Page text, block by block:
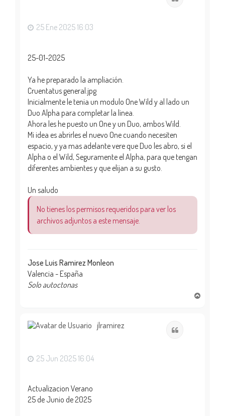
25 Ene 2025 16:03
25-01-2025
Ya he preparado la ampliación.
Cruentatus general.jpg
Inicialmente le tenia un modulo One Wild y al lado un
Duo Alpha para completar la linea.
Ahora les he puesto un One y un Duo, ambos Wild.
Mi idea es abrirles el nuevo One cuando necesiten
espacio, y ya mas adelante vere que Duo les abro, si el
Alpha o el Wild, Seguramente el Alpha, para que tengan
diferentes ambientes y que elijan a su gusto.
Un saludo
No tienes los permisos requeridos para ver los
archivos adjuntos a este mensaje.
Jose Luis Ramirez Monleon
Valencia - España
Solo autoctonas
jlramirez
25 Jun 2025 16:04
Actualizacion Verano
25 de Junio de 2025